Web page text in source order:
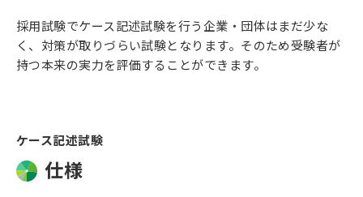
採用試験でケース記述試験を行う企業・団体はまだ少な
く、対策が取りづらい試験となります。そのため受験者が
持つ本来の実力を評価することができます。
ケース記述試験
仕様